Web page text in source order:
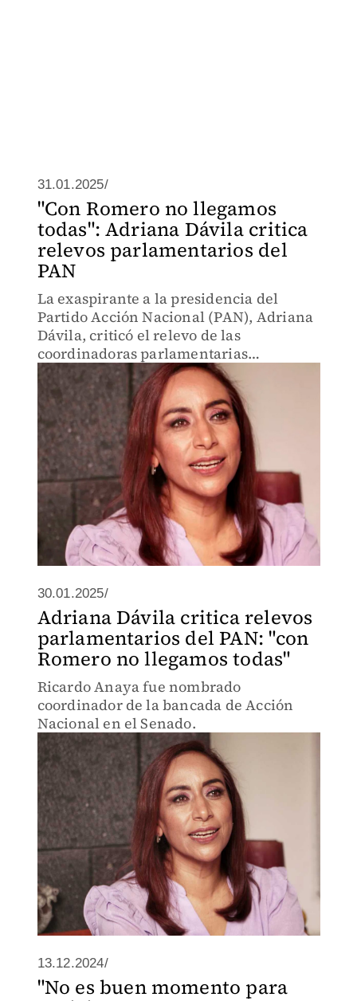
31.01.2025/
"Con Romero no llegamos
todas": Adriana Dávila critica
relevos parlamentarios del
PAN
La exaspirante a la presidencia del
Partido Acción Nacional (PAN), Adriana
Dávila, criticó el relevo de las
coordinadoras parlamentarias
Guadalupe Munguía y Noemí Luna para
dar paso a Ricardo Anaya y Elías Lixa.
30.01.2025/
Adriana Dávila critica relevos
parlamentarios del PAN: "con
Romero no llegamos todas"
Ricardo Anaya fue nombrado
coordinador de la bancada de Acción
Nacional en el Senado.
13.12.2024/
"No es buen momento para